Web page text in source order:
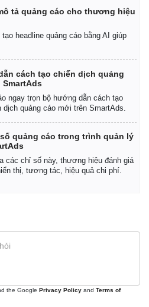
Giá cà phê
tả quảng cáo cho thương hiệu
headline quảng cáo bằng AI giúp
cách tạo chiến dịch quảng
SmartAds
ngay trọn bộ hướng dẫn cách tạo
dịch quảng cáo mới trên SmartAds.
quảng cáo trong trình quản lý
các chỉ số này, thương hiệu đánh giá
thị, tương tác, hiệu quả chi phí.
the Google Privacy Policy and Terms of